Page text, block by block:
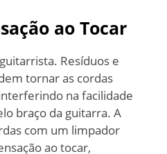
ao Tocar
Resíduos e
tornar as cordas
na facilidade
braço da guitarra. A
com um limpador
ao tocar,